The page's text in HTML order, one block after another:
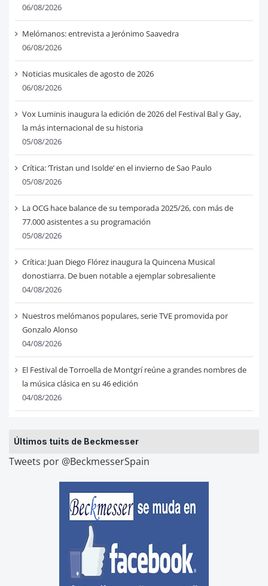
06/08/2026
Melómanos: entrevista a Jerónimo Saavedra
06/08/2026
Noticias musicales de agosto de 2026
06/08/2026
Vox Luminis inaugura la edición de 2026 del Festival Bal y Gay,
la más internacional de su historia
05/08/2026
Crítica: ‘Tristan und Isolde’ en el invierno de Sao Paulo
05/08/2026
La OCG hace balance de su temporada 2025/26, con más de
77.000 asistentes a su programación
05/08/2026
Crítica: Juan Diego Flórez inaugura la Quincena Musical
donostiarra. De buen notable a ejemplar sobresaliente
04/08/2026
Nuestros melómanos populares, serie TVE promovida por
Gonzalo Alonso
04/08/2026
El Festival de Torroella de Montgrí reúne a grandes nombres de
la música clásica en su 46 edición
04/08/2026
Últimos tuits de Beckmesser
Tweets por @BeckmesserSpain